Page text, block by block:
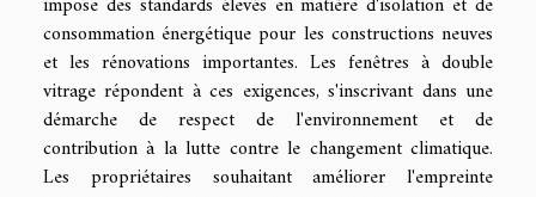
consommation énergétique pour les constructions neuves
et les rénovations importantes. Les fenêtres à double
vitrage répondent à ces exigences, s'inscrivant dans une
démarche de respect de l'environnement et de
contribution à la lutte contre le changement climatique.
Les propriétaires souhaitant améliorer l'empreinte